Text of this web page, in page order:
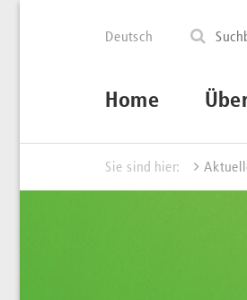
Deutsch
Home
Sie sind hier: